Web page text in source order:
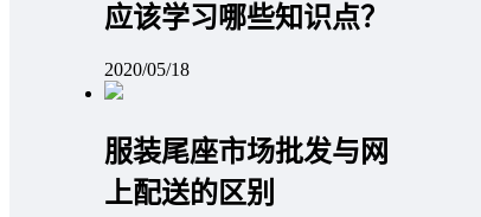
应该学习哪些知识点？
2020/05/18
服装尾座市场批发与网
上配送的区别